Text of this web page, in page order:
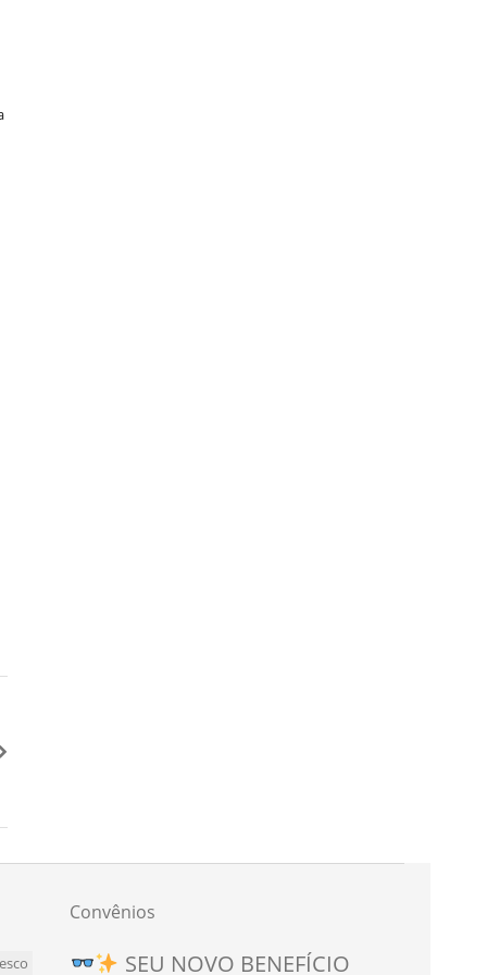
Convênios
SEU NOVO BENEFÍCIO
Novo convênio para